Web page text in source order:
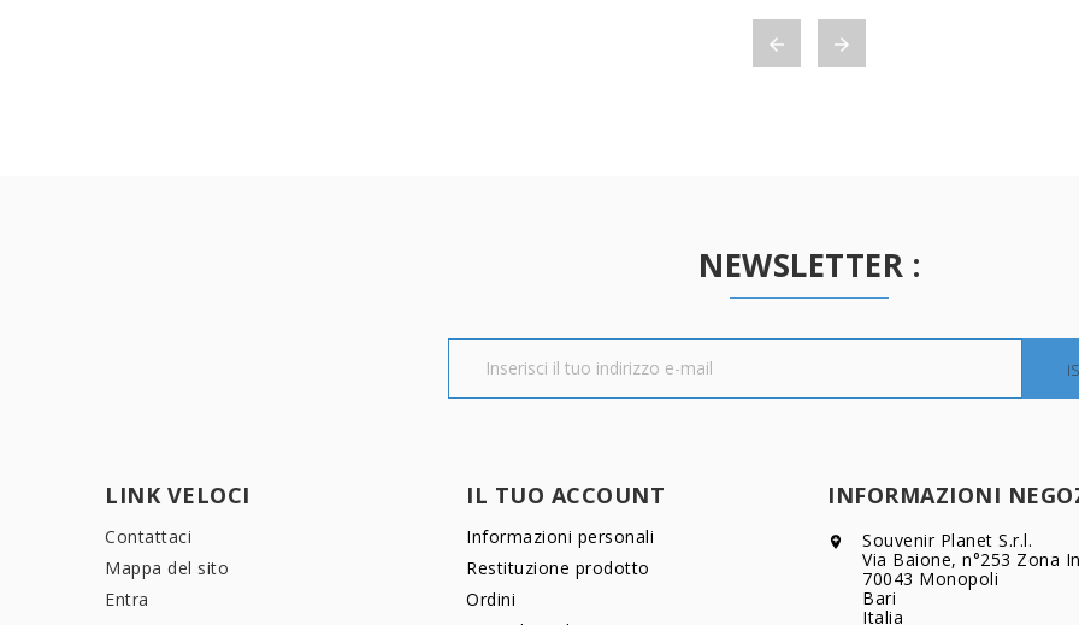
 
NEWSLETTER :
LINK VELOCI
Contattaci
Mappa del sito
Entra
IL TUO ACCOUNT
Informazioni personali
Restituzione prodotto
Ordini
INFORMAZIONI

Souvenir Planet S.r.l.
Via Baione, n°253 Zona
70043 Monopoli
Bari
Italia